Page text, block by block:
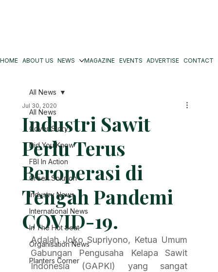
HOME ABOUT US NEWS MAGAZINE EVENTS ADVERTISE CONTACT
All News
Cover Story
Did You Know
FBI In Action
Green Solution
Industry News
International News
In The Hot Seat
Organisation News
Planters Corner
All News
Industri Sawit
Perlu Terus
Beroperasi di
Tengah Pandemi
COVID-19.
Jul 30, 2020
Adalah Joko Supriyono, Ketua Umum
Gabungan Pengusaha Kelapa Sawit
Indonesia (GAPKI) yang sangat